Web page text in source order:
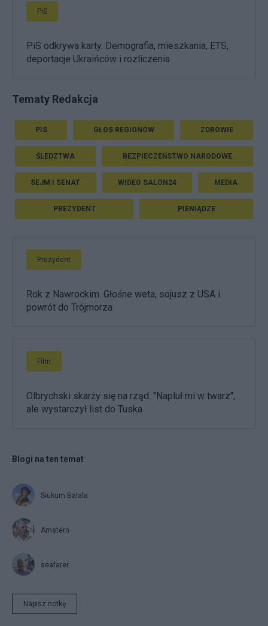
PiS
PiS odkrywa karty. Demografia, mieszkania, ETS,
deportacje Ukraińców i rozliczenia
Tematy Redakcja
PIS GŁOS REGIONÓW ZDROWIE
ŚLEDZTWA BEZPIECZEŃSTWO NARODOWE
SEJM I SENAT WIDEO SALON24 MEDIA
PREZYDENT PIENIĄDZE
Prezydent
Rok z Nawrockim. Głośne weta, sojusz z USA i
powrót do Trójmorza
Film
Olbrychski skarży się na rząd. "Napluł mi w twarz",
ale wystarczył list do Tuska
Blogi na ten temat
Siukum Balala
Amstern
seafarer
Napisz notkę